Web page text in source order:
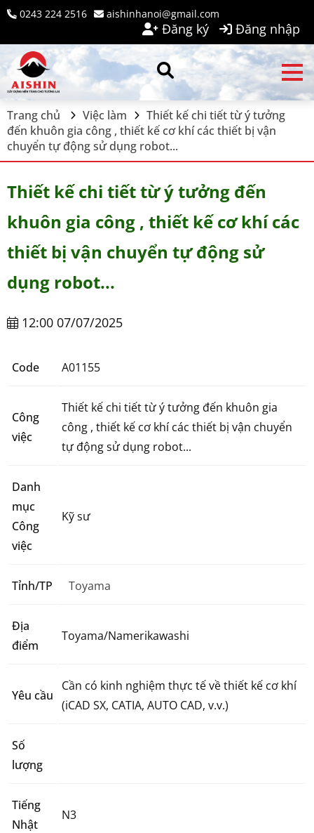
0243 224 2516 aishinhanoi@gmail.com
Đăng ký Đăng nhập
Trang chủ Việc làm
Thiết kế chi tiết từ ý tưởng
đến khuôn gia công , thiết kế cơ khí các thiết bị vận
chuyển tự động sử dụng robot...
Thiết kế chi tiết từ ý tưởng đến
khuôn gia công , thiết kế cơ khí các
thiết bị vận chuyển tự động sử
dụng robot...
12:00 07/07/2025
Code A01155
Công
việc
Thiết kế chi tiết từ ý tưởng đến khuôn gia
công , thiết kế cơ khí các thiết bị vận chuyển
tự động sử dụng robot...
Danh
mục
Công
việc
Kỹ sư
Tỉnh/TP Toyama
Địa
điểm
Toyama/Namerikawashi
Yêu cầu
Cần có kinh nghiệm thực tế về thiết kế cơ khí
(iCAD SX, CATIA, AUTO CAD, v.v.)
Số
lượng
Tiếng
Nhật
N3